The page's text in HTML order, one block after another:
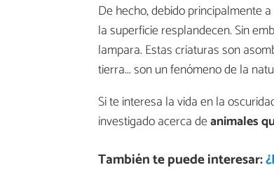
De hecho, debido principalmente
la superficie resplandecen. Sin
lampara. Estas criaturas son
tierra... son un fenómeno de la
Si te interesa la vida en la
investigado acerca deanimales
También te puede interesar: